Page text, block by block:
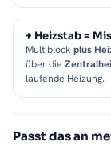
+ Heizstab =
Multiblock plus
über die
laufende Heizung.
Passt das an